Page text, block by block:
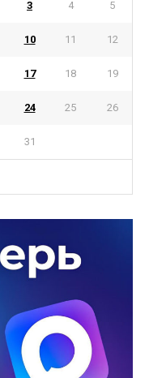
3 4 5
10 11 12
17 18 19
24 25 26
31